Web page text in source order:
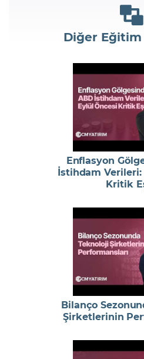
Diğer Eğitim
Enflasyon
İstihdam
Kritik
Bilanço
Şirketlerinin